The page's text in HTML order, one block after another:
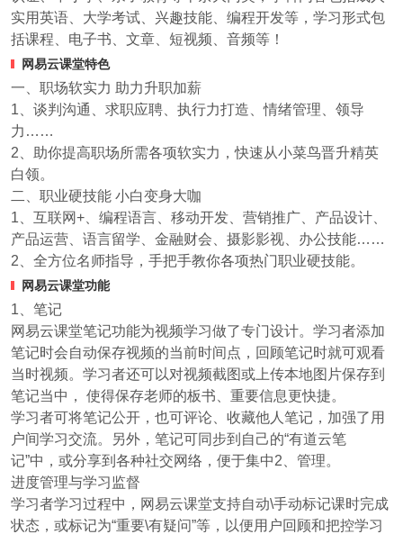
实用英语、大学考试、兴趣技能、编程开发等，学习形式包
括课程、电子书、文章、短视频、音频等！
网易云课堂特色
一、职场软实力 助力升职加薪
1、谈判沟通、求职应聘、执行力打造、情绪管理、领导
力……
2、助你提高职场所需各项软实力，快速从小菜鸟晋升精英
白领。
二、职业硬技能 小白变身大咖
1、互联网+、编程语言、移动开发、营销推广、产品设计、
产品运营、语言留学、金融财会、摄影影视、办公技能……
2、全方位名师指导，手把手教你各项热门职业硬技能。
网易云课堂功能
1、笔记
网易云课堂笔记功能为视频学习做了专门设计。学习者添加
笔记时会自动保存视频的当前时间点，回顾笔记时就可观看
当时视频。学习者还可以对视频截图或上传本地图片保存到
笔记当中， 使得保存老师的板书、重要信息更快捷。
学习者可将笔记公开，也可评论、收藏他人笔记，加强了用
户间学习交流。另外，笔记可同步到自己的“有道云笔
记”中，或分享到各种社交网络，便于集中2、管理。
进度管理与学习监督
学习者学习过程中，网易云课堂支持自动\手动标记课时完成
状态，或标记为“重要\有疑问”等，以便用户回顾和把控学习